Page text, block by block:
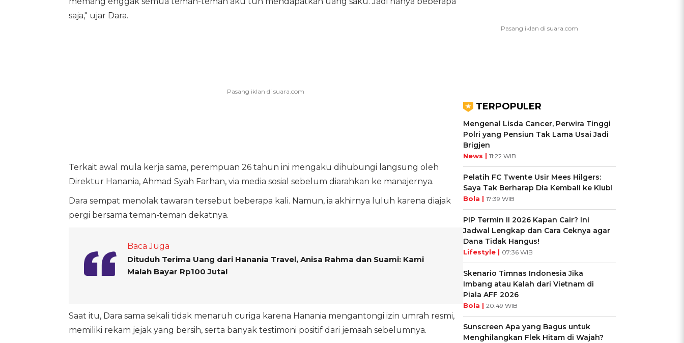
saja," ujar Dara.
Terkait awal mula kerja sama, perempuan 26 tahun ini mengaku dihubungi langsung oleh
Direktur Hanania, Ahmad Syah Farhan, via media sosial sebelum diarahkan ke manajernya.
Dara sempat menolak tawaran tersebut beberapa kali. Namun, ia akhirnya luluh karena diajak
pergi bersama teman-teman dekatnya.
Baca Juga
Dituduh Terima Uang dari Hanania Travel, Anisa Rahma dan Suami: Kami
Malah Bayar Rp100 Juta!
Saat itu, Dara sama sekali tidak menaruh curiga karena Hanania mengantongi izin umrah resmi,
memiliki rekam jejak yang bersih, serta banyak testimoni positif dari jemaah sebelumnya.
TERPOPULER
Mengenal Lisda Cancer, Perwira Tinggi
Polri yang Pensiun Tak Lama Usai Jadi
Brigjen
News | 11:22 WIB
Pelatih FC Twente Usir Mees Hilgers:
Saya Tak Berharap Dia Kembali ke Klub!
Bola | 17:39 WIB
PIP Termin II 2026 Kapan Cair? Ini
Jadwal Lengkap dan Cara Ceknya agar
Dana Tidak Hangus!
Lifestyle | 07:36 WIB
Skenario Timnas Indonesia Jika
Imbang atau Kalah dari Vietnam di
Piala AFF 2026
Bola | 20:49 WIB
Sunscreen Apa yang Bagus untuk
Menghilangkan Flek Hitam di Wajah?